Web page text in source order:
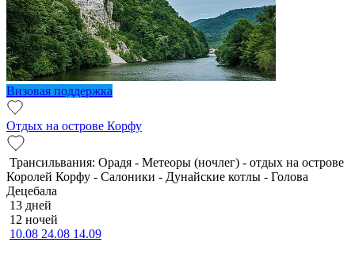
Визовая поддержка
Отдых на острове Корфу
Трансильвания: Орадя - Метеоры (ночлег) - отдых на острове
Королей Корфу - Салоники - Дунайские котлы - Голова
Децебала
13 дней
12 ночей
10.08 24.08 14.09